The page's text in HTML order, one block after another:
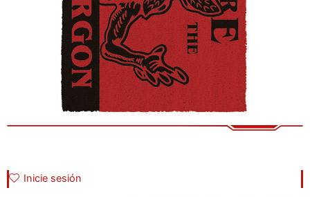
Inicie sesión